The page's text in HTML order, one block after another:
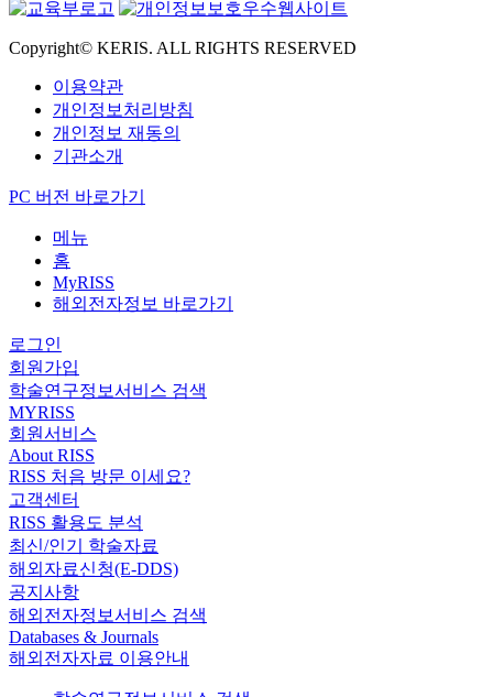
Copyright© KERIS. ALL RIGHTS RESERVED
이용약관
개인정보처리방침
개인정보 재동의
기관소개
PC 버전 바로가기
메뉴
홈
MyRISS
해외전자정보 바로가기
로그인
회원가입
학술연구정보서비스 검색
MYRISS
회원서비스
About RISS
RISS 처음 방문 이세요?
고객센터
RISS 활용도 분석
최신/인기 학술자료
해외자료신청(E-DDS)
공지사항
해외전자정보서비스 검색
Databases & Journals
해외전자자료 이용안내